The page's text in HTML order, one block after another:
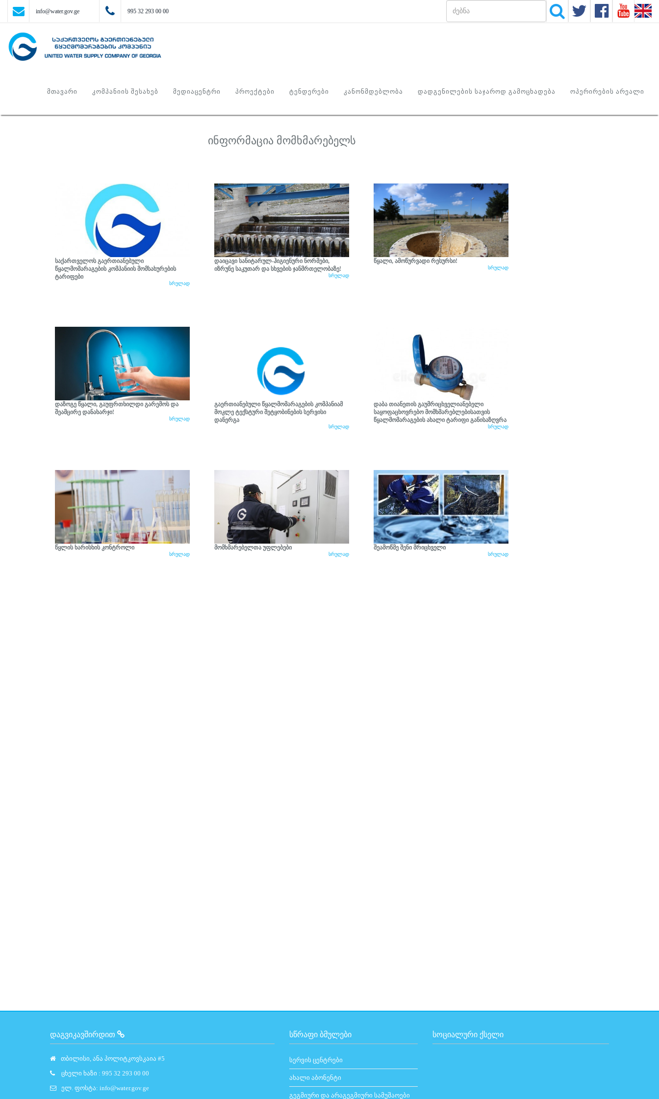
info@water.gov.ge 995 32 293 00 00
ᲛᲗᲐᲕᲐᲠᲘ ᲙᲝᲛᲞᲐᲜᲘᲘᲡ ᲨᲔᲡᲐᲮᲔᲑ ᲛᲔᲓᲘᲐᲪᲔᲜᲢᲠᲘ ᲞᲠᲝᲔᲥᲢᲔᲑᲘ ᲢᲔᲜᲓᲔᲠᲔᲑᲘ ᲙᲐᲜᲝᲜᲛᲓᲔᲑᲚᲝᲑᲐ ᲓᲐᲓᲒᲔᲜᲘᲚᲔᲑᲘᲡ ᲡᲐᲯᲐᲠᲝᲓ ᲒᲐᲛᲝᲪᲮᲐᲓᲔᲑᲐ ᲝᲞᲔᲠᲘᲠᲔᲑᲘᲡ ᲐᲠᲔᲐᲚᲘ
ინფორმაცია მომხმარებელს
საქართველოს გაერთიანებული
წყალმომარაგების კომპანიის მომსახურების
ტარიფები
სრულად
დაიცავი სანიტარულ-ჰიგიენური ნორმები,
იზრუნე საკუთარ და სხვების ჯანმრთელობაზე!
სრულად
წყალი, ამოწურვადი რესურსი!
სრულად
დაზოგე წყალი, გაუფრთხილდი გარემოს და
შეამცირე დანახარჯი!
სრულად
გაერთიანებული წყალმომარაგების კომპანიამ
მოკლე ტექსტური შეტყობინების სერვისი
დანერგა
სრულად
დაბა თიანეთის გაუმრიცხველიანებელი
საყოფაცხოვრებო მომხმარებლებისათვის
წყალმომარაგების ახალი ტარიფი განისაზღვრა
სრულად
წყლის ხარისხის კონტროლი
სრულად
მომხმარებელთა უფლებები
სრულად
შეამოწმე შენი მრიცხველი
სრულად
ᲓᲐᲒᲕᲘᲙᲐᲕᲨᲘᲠᲓᲘᲗ
თბილისი, ანა პოლიტკოვსკაია #5
ცხელი ხაზი : 995 32 293 00 00
ელ. ფოსტა: info@water.gov.ge
ᲡᲬᲠᲐᲤᲘ ᲑᲛᲣᲚᲔᲑᲘ
სერვის ცენტრები
ახალი აბონენტი
გეგმიური და არაგეგმიური სამუშაოები
ᲡᲝᲪᲘᲐᲚᲣᲠᲘ ᲥᲡᲔᲚᲘ